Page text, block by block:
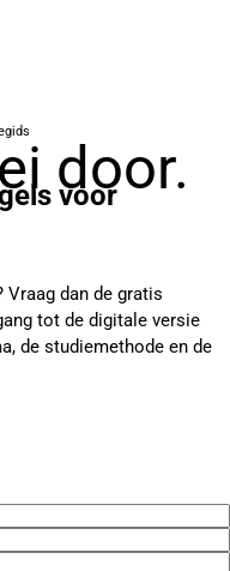
door.
voor
Vraag dan de gratis
tot de digitale versie
de studiemethode en de